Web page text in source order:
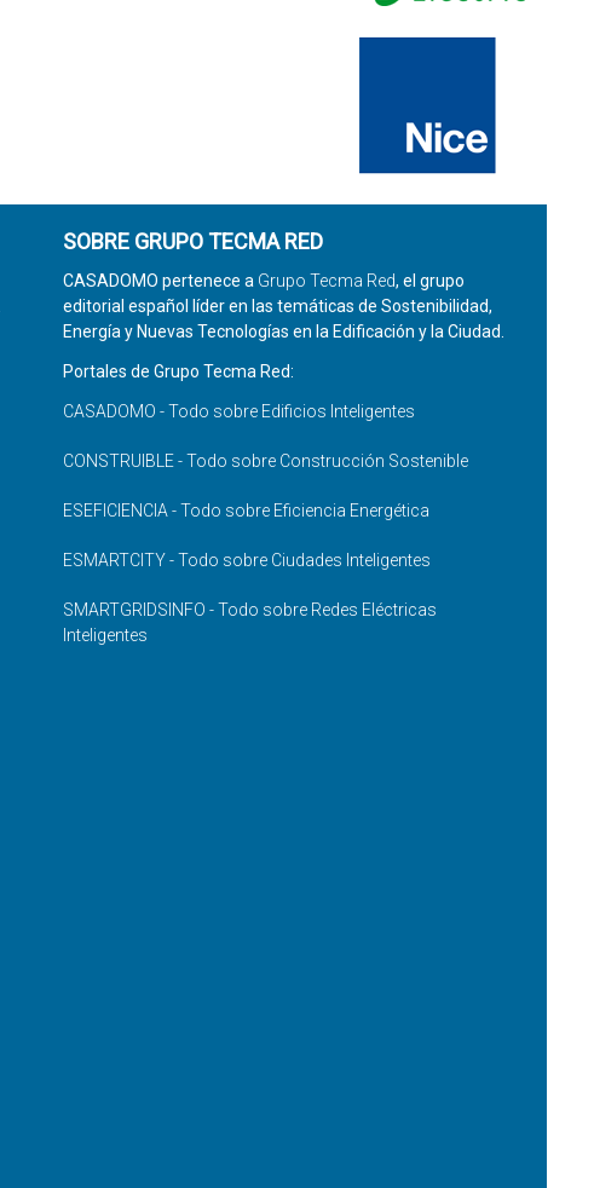
SOBRE GRUPO TECMA RED
CASADOMO pertenece a Grupo Tecma Red, el grupo
editorial español líder en las temáticas de Sostenibilidad,
Energía y Nuevas Tecnologías en la Edificación y la Ciudad.
Portales de Grupo Tecma Red:
CASADOMO - Todo sobre Edificios Inteligentes
CONSTRUIBLE - Todo sobre Construcción Sostenible
ESEFICIENCIA - Todo sobre Eficiencia Energética
ESMARTCITY - Todo sobre Ciudades Inteligentes
SMARTGRIDSINFO - Todo sobre Redes Eléctricas
Inteligentes